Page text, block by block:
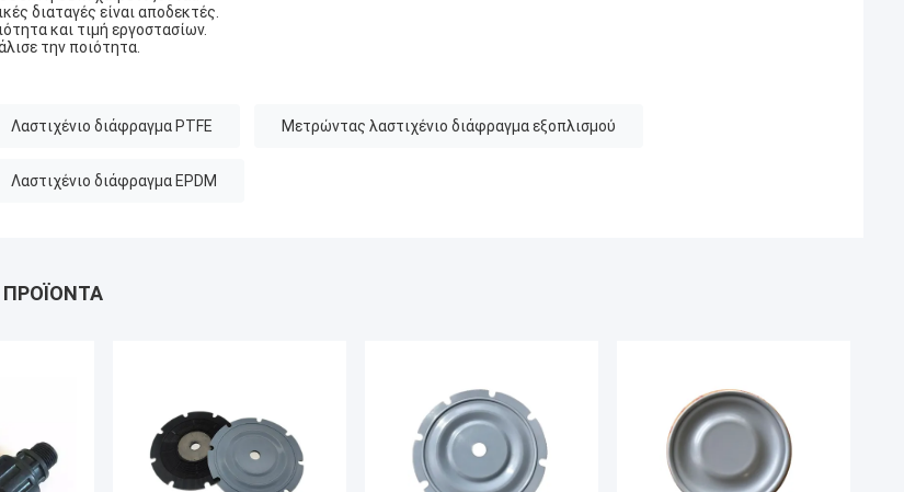
διαταγές είναι αποδεκτές.
και τιμή εργοστασίων.
την ποιότητα.
Λαστιχένιο διάφραγμα PTFE Μετρώντας λαστιχένιο διάφραγμα εξοπλισμού
Λαστιχένιο διάφραγμα EPDM